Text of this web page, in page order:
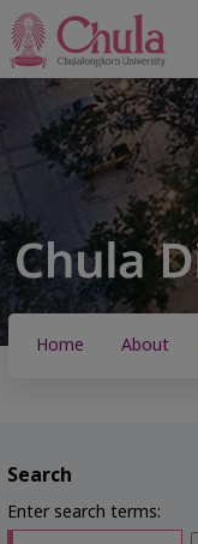
Home About
Search
Enter search terms: